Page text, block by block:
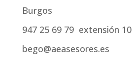
Burgos
947 25 69 79 extensión
bego@aeasesores.es